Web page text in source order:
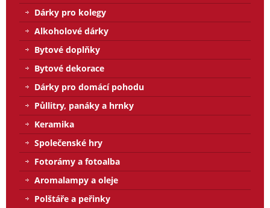
Dárky pro kolegy
Alkoholové dárky
Bytové doplňky
Bytové dekorace
Dárky pro domácí pohodu
Půllitry, panáky a hrnky
Keramika
Společenské hry
Fotorámy a fotoalba
Aromalampy a oleje
Polštáře a peřinky